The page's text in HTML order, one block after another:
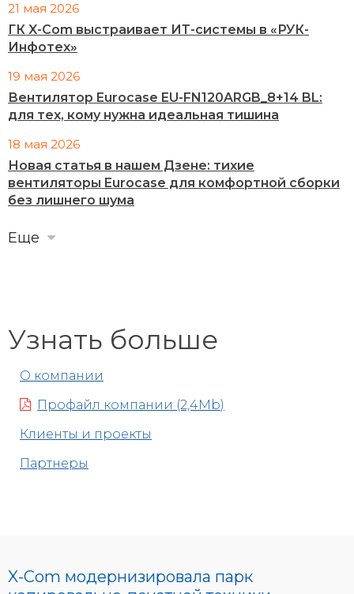
21 мая 2026
ГК X-Com выстраивает ИТ-системы в «РУК-
Инфотех»
19 мая 2026
Вентилятор Eurocase EU-FN120ARGB_8+14 BL:
для тех, кому нужна идеальная тишина
18 мая 2026
Новая статья в нашем Дзене: тихие
вентиляторы Eurocase для комфортной сборки
без лишнего шума
Еще
Узнать больше
О компании
Профайл компании (2,4Mb)
Клиенты и проекты
Партнеры
X-Com модернизировала парк